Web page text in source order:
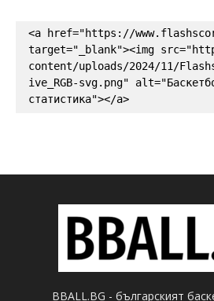
<a href="https://
target="_blank"><img
content/uploads/2024/11/
ive_RGB-svg.png"
статистика"></a>
BBALL.BG - българският